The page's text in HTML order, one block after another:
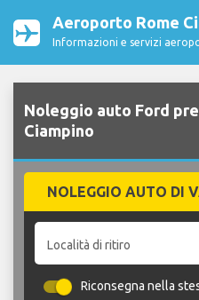
Aeroporto Rome
Informazioni e servizi
Noleggio auto Ford
Ciampino
NOLEGGIO AUTO DI
Località di ritiro
Riconsegna nella